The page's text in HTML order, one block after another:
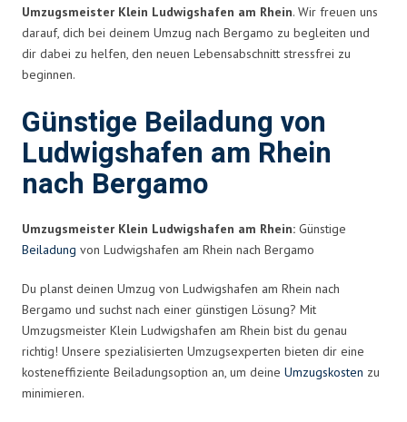
Umzugsmeister Klein Ludwigshafen am Rhein. Wir freuen uns
darauf, dich bei deinem Umzug nach Bergamo zu begleiten und
dir dabei zu helfen, den neuen Lebensabschnitt stressfrei zu
beginnen.
Günstige Beiladung von
Ludwigshafen am Rhein
nach Bergamo
Umzugsmeister Klein Ludwigshafen am Rhein: Günstige
Beiladung von Ludwigshafen am Rhein nach Bergamo
Du planst deinen Umzug von Ludwigshafen am Rhein nach
Bergamo und suchst nach einer günstigen Lösung? Mit
Umzugsmeister Klein Ludwigshafen am Rhein bist du genau
richtig! Unsere spezialisierten Umzugsexperten bieten dir eine
kosteneffiziente Beiladungsoption an, um deine Umzugskosten zu
minimieren.